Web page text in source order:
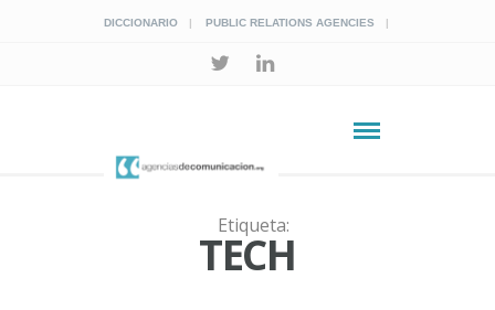
DICCIONARIO PUBLIC RELATIONS AGENCIES
Etiqueta:
TECH